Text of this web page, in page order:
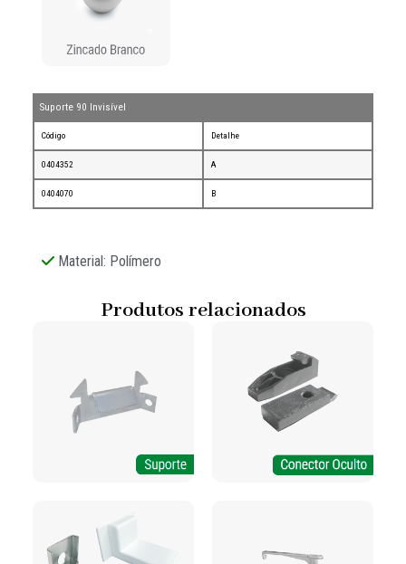
Suporte 90 Invisível
Código Detalhe
0404352 A
0404070 B
Material: Polímero
Produtos relacionados